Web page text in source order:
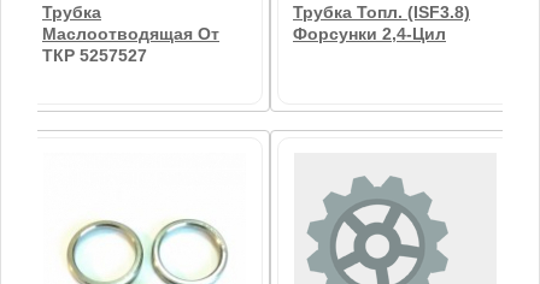
Трубка
Маслоотводящая От
ТКР 5257527
Трубка Топл. (ISF3.8)
Форсунки 2,4-Цил